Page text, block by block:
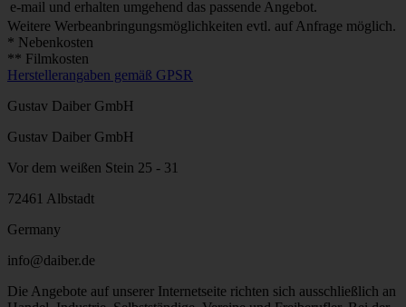
e-mail und erhalten umgehend das passende Angebot.
Weitere Werbeanbringungsmöglichkeiten evtl. auf Anfrage möglich.
* Nebenkosten
** Filmkosten
Herstellerangaben gemäß GPSR
Gustav Daiber GmbH
Gustav Daiber GmbH
Vor dem weißen Stein 25 - 31
72461 Albstadt
Germany
info@daiber.de
Die Angebote auf unserer Internetseite richten sich ausschließlich an